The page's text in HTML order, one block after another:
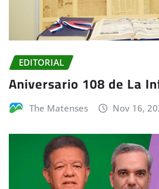
EDITORIAL
Aniversario 108 de La
The Matenses Nov 16,